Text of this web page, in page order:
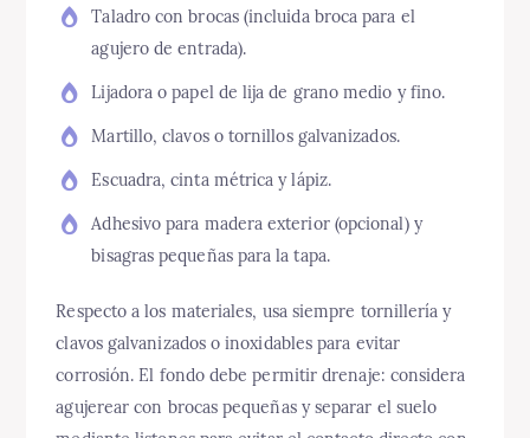
Taladro con brocas (incluida broca para el
agujero de entrada).
Lijadora o papel de lija de grano medio y fino.
Martillo, clavos o tornillos galvanizados.
Escuadra, cinta métrica y lápiz.
Adhesivo para madera exterior (opcional) y
bisagras pequeñas para la tapa.
Respecto a los materiales, usa siempre tornillería y
clavos galvanizados o inoxidables para evitar
corrosión. El fondo debe permitir drenaje: considera
agujerear con brocas pequeñas y separar el suelo